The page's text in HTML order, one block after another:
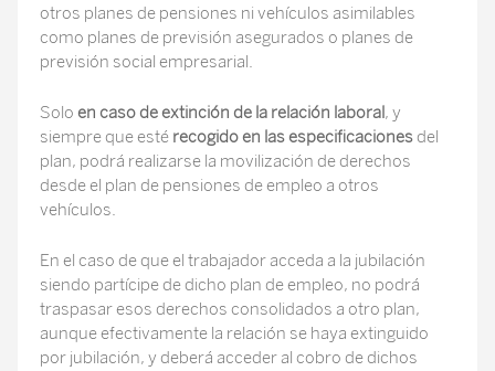
otros planes de pensiones ni vehículos asimilables
como planes de previsión asegurados o planes de
previsión social empresarial.
Solo en caso de extinción de la relación laboral, y
siempre que esté recogido en las especificaciones del
plan, podrá realizarse la movilización de derechos
desde el plan de pensiones de empleo a otros
vehículos.
En el caso de que el trabajador acceda a la jubilación
siendo partícipe de dicho plan de empleo, no podrá
traspasar esos derechos consolidados a otro plan,
aunque efectivamente la relación se haya extinguido
por jubilación, y deberá acceder al cobro de dichos